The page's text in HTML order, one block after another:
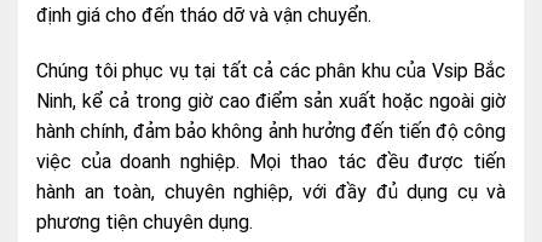
định giá cho đến tháo dỡ và vận chuyển.
Chúng tôi phục vụ tại tất cả các phân khu của Vsip Bắc
Ninh, kể cả trong giờ cao điểm sản xuất hoặc ngoài giờ
hành chính, đảm bảo không ảnh hưởng đến tiến độ công
việc của doanh nghiệp. Mọi thao tác đều được tiến
hành an toàn, chuyên nghiệp, với đầy đủ dụng cụ và
phương tiện chuyên dụng.